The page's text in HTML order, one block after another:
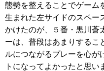
態勢を整えることでゲーム
生まれた左サイドのスペー
かけたのが、５番・黒川蒼
ーは、普段はあまりするこ
ルにつながるプレーを心が
トになってよかったと思